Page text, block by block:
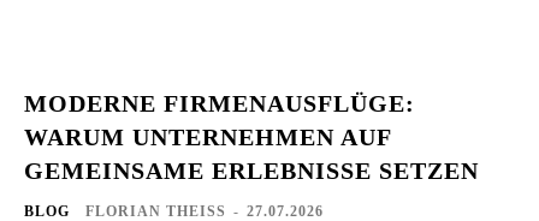
MODERNE FIRMENAUSFLÜGE:
WARUM UNTERNEHMEN AUF
GEMEINSAME ERLEBNISSE SETZEN
BLOG FLORIAN THEISS - 27.07.2026